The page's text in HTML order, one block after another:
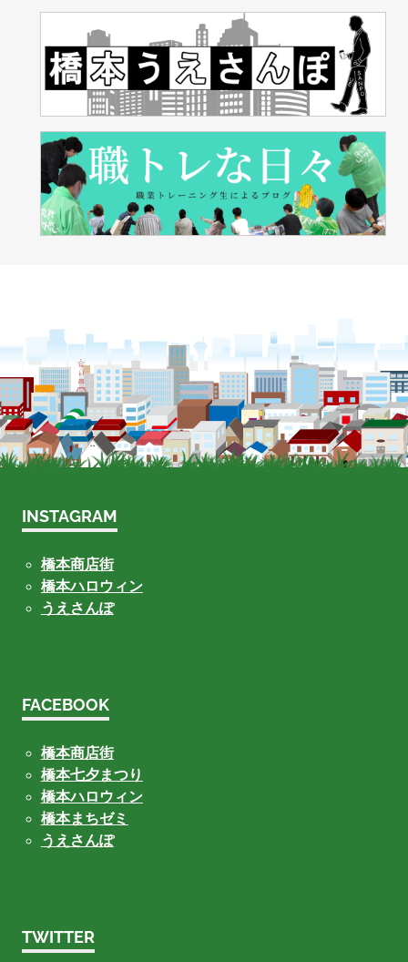
INSTAGRAM
橋本商店街
橋本ハロウィン
うえさんぽ
FACEBOOK
橋本商店街
橋本七夕まつり
橋本ハロウィン
橋本まちゼミ
うえさんぽ
TWITTER